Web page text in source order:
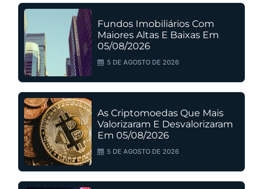
Fundos Imobiliários Com
Maiores Altas E Baixas Em
05/08/2026
5 DE AGOSTO DE 2026
As Criptomoedas Que Mais
Valorizaram E Desvalorizaram
Em 05/08/2026
5 DE AGOSTO DE 2026